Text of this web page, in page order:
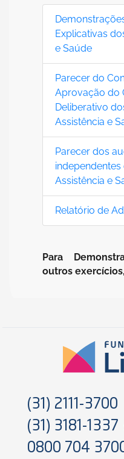
Explicativas
e Saúde
Parecer do
Aprovação do
Deliberativo
Assistência e
Parecer dos
independentes
Assistência e
Relatório de
Para
outros exercícios,
(31) 2111-3700
(31) 3181-1337
0800 704